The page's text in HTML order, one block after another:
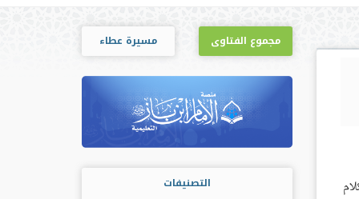
مجموع الفتاوى مسيرة عطاء
التصنيفات